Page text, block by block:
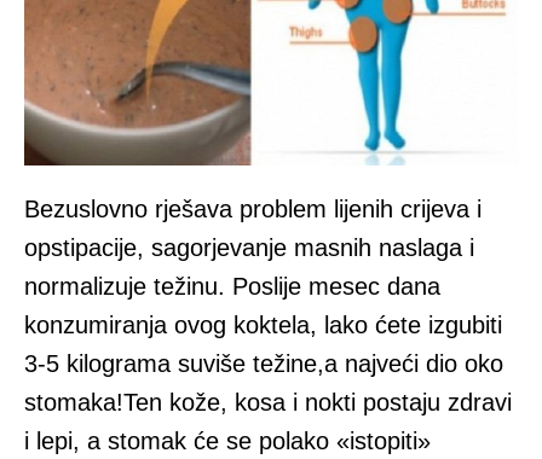
Bezuslovno rješava problem lijenih crijeva i
opstipacije, sagorjevanje masnih naslaga i
normalizuje težinu. Poslije mesec dana
konzumiranja ovog koktela, lako ćete izgubiti
3-5 kilograma suviše težine,a najveći dio oko
stomaka!Ten kože, kosa i nokti postaju zdravi
i lepi, a stomak će se polako «istopiti»